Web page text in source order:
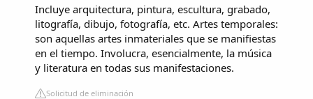
Incluye arquitectura, pintura, escultura, grabado,
litografía, dibujo, fotografía, etc. Artes temporales:
son aquellas artes inmateriales que se manifiestas
en el tiempo. Involucra, esencialmente, la música
y literatura en todas sus manifestaciones.
Solicitud de eliminación